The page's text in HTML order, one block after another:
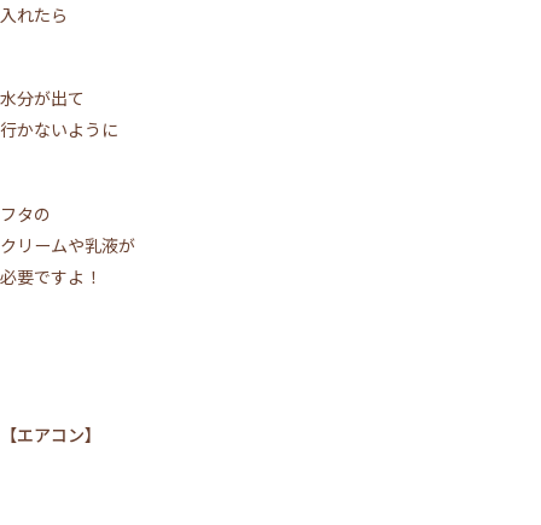
入れたら
水分が出て
行かないように
フタの
クリームや乳液が
必要ですよ！
【エアコン】